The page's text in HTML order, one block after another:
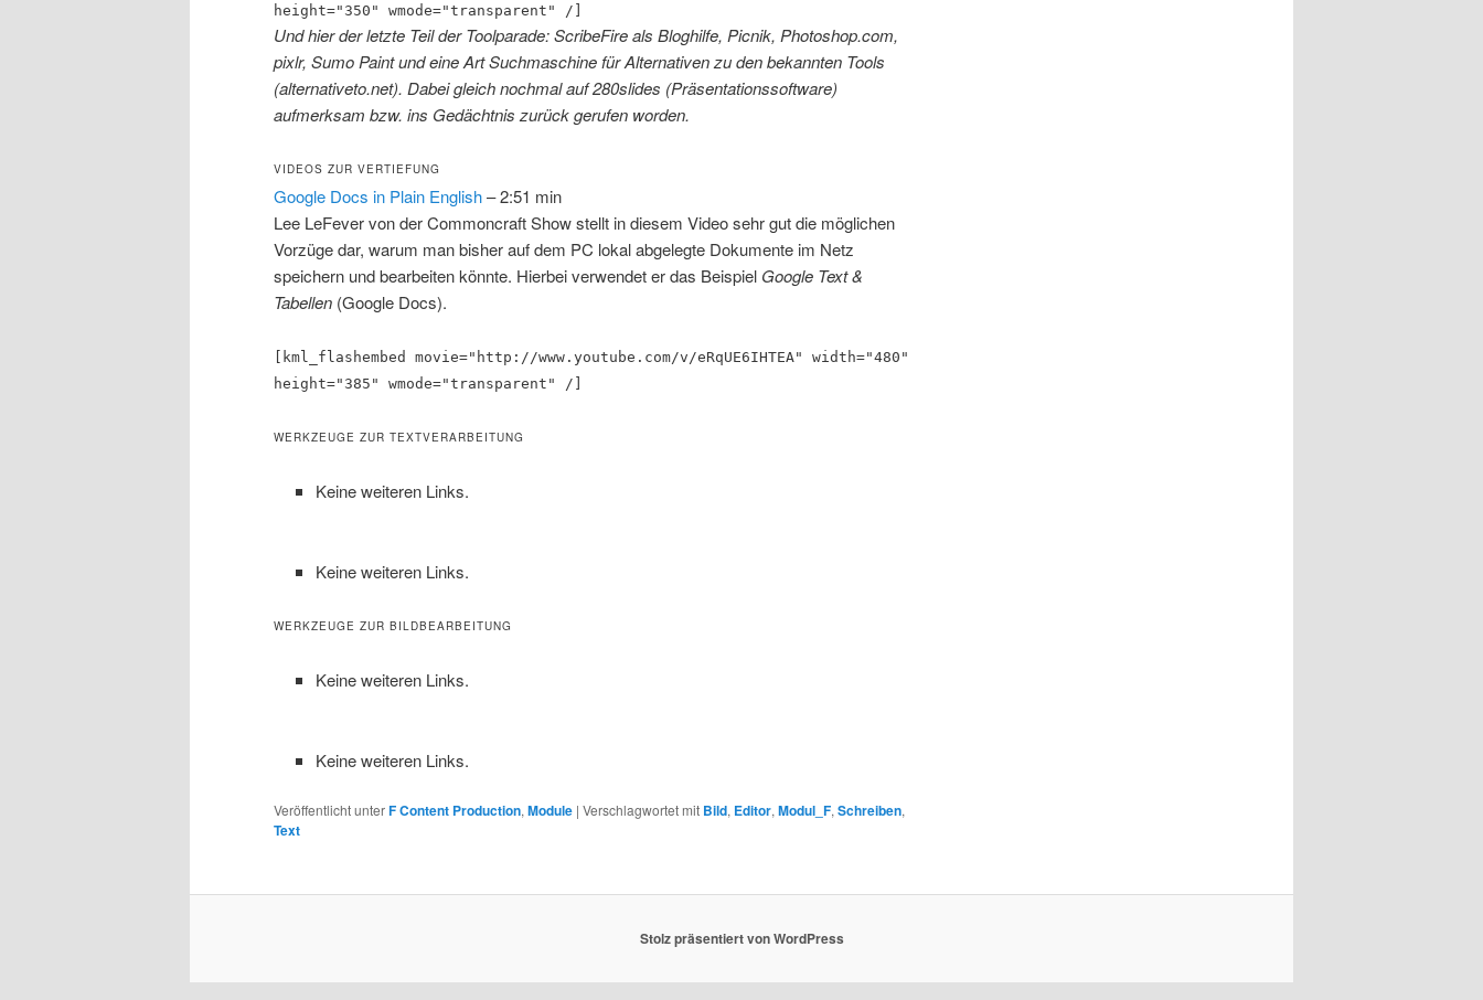
height="350" wmode="transparent" /]
Und hier der letzte Teil der Toolparade: ScribeFire als Bloghilfe, Picnik, Photoshop.com,
pixlr, Sumo Paint und eine Art Suchmaschine für Alternativen zu den bekannten Tools
(alternativeto.net). Dabei gleich nochmal auf 280slides (Präsentationssoftware)
aufmerksam bzw. ins Gedächtnis zurück gerufen worden.
VIDEOS ZUR VERTIEFUNG
Google Docs in Plain English– 2:51 min
Lee LeFever von der Commoncraft Show stellt in diesem Video sehr gut die möglichen
Vorzüge dar, warum man bisher auf dem PC lokal abgelegte Dokumente im Netz
speichern und bearbeiten könnte. Hierbei verwendet er das Beispiel Google Text &
Tabellen (Google Docs).
[kml_flashembed movie="http://www.youtube.com/v/eRqUE6IHTEA" width="480"
height="385" wmode="transparent" /]
WERKZEUGE ZUR TEXTVERARBEITUNG
Keine weiteren Links.
Keine weiteren Links.
WERKZEUGE ZUR BILDBEARBEITUNG
Keine weiteren Links.
Keine weiteren Links.
Veröffentlicht unterF Content Production, Module | Verschlagwortet mit Bild, Editor, Modul_F, Schreiben,
Text
Stolz präsentiert von WordPress